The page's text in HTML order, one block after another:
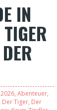
IN
2026, Abenteuer,
Der Tiger, Der